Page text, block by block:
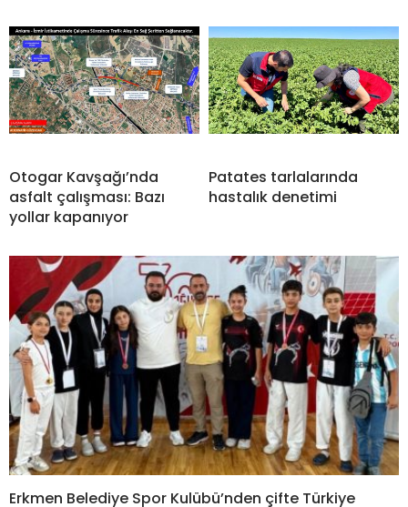
Otogar Kavşağı’nda
asfalt çalışması: Bazı
yollar kapanıyor
Patates tarlalarında
hastalık denetimi
Erkmen Belediye Spor Kulübü’nden çifte Türkiye